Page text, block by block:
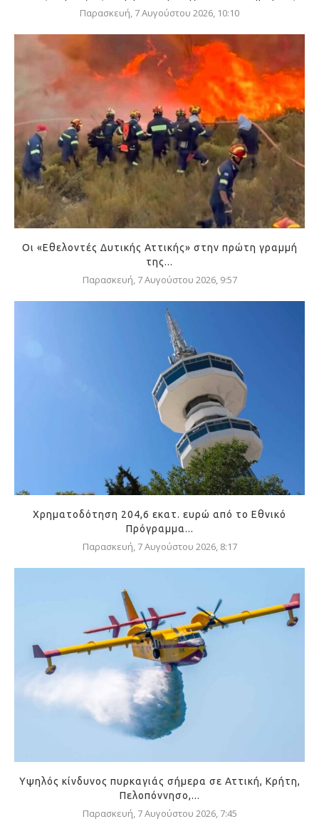
Παρασκευή, 7 Αυγούστου 2026, 10:10
Οι «Εθελοντές Δυτικής Αττικής» στην πρώτη γραμμή
της...
Παρασκευή, 7 Αυγούστου 2026, 9:57
Χρηματοδότηση 204,6 εκατ. ευρώ από το Εθνικό
Πρόγραμμα...
Παρασκευή, 7 Αυγούστου 2026, 8:17
Υψηλός κίνδυνος πυρκαγιάς σήμερα σε Αττική, Κρήτη,
Πελοπόννησο,...
Παρασκευή, 7 Αυγούστου 2026, 7:45